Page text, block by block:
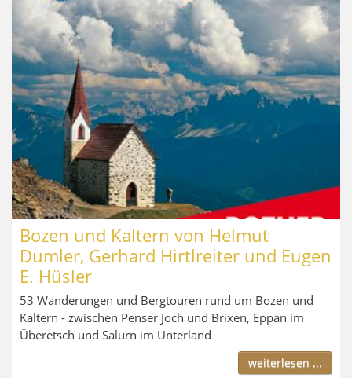
Bozen und Kaltern von Helmut
Dumler, Gerhard Hirtlreiter und Eugen
E. Hüsler
53 Wanderungen und Bergtouren rund um Bozen und
Kaltern - zwischen Penser Joch und Brixen, Eppan im
Überetsch und Salurn im Unterland
weiterlesen ...